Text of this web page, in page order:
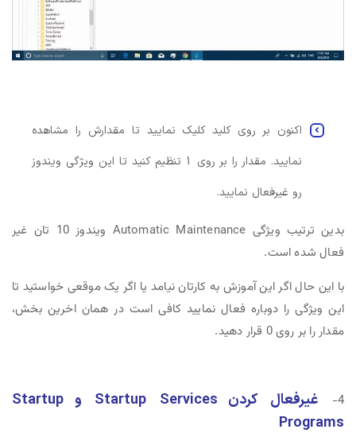
اکنون بر روی کلید کلیک نمایید تا مقدارش را مشاهده
نمایید. مقدار را بر روی 1 تنظیم کنید تا این ویژگی ویندوز
رو غیرفعال نمایید.
بدین ترتیب ویژگی Automatic Maintenance ویندوز 10 تان غیر
فعال شده است.
با این حال اگر این آموزش به کارتان نیامد یا اگر یک موقعی خواستید تا
این ویژگی را دوباره فعال نمایید کافی است در همان اخرین بخش،
مقدار را بر روی 0 قرار دهید.
4-
غیرفعال کردن Startup Services و Startup
Programs